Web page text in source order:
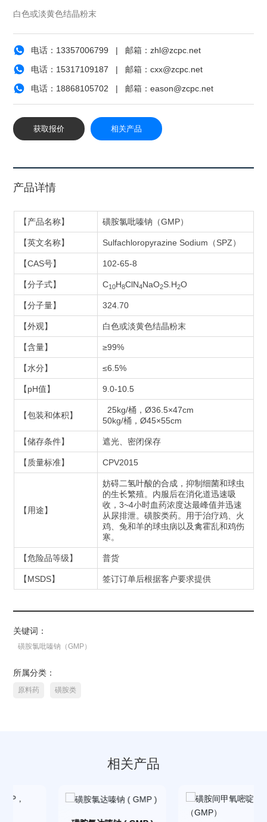
白色或淡黄色结晶粉末
电话： 13357006799 | 邮箱：zhl@zcpc.net
电话： 15317109187 | 邮箱：сxx@zcpc.net
电话： 18868105702 | 邮箱：eason@zcpc.net
获取报价 相关产品
产品详情
【产品名称】 磺胺氯吡嗪钠（GMP）
【英文名称】 Sulfachloropyrazine Sodium（SPZ）
【CAS号】 102-65-8
【分子式】 C10H8ClN4NaO2S.H2O
【分子量】 324.70
【外观】 白色或淡黄色结晶粉末
【含量】 ≥99%
【水分】 ≤6.5%
【pH值】 9.0-10.5
【包装和体积】
25kg/桶，Ø36.5×47cm
50kg/桶，Ø45×55cm
【储存条件】 遮光、密闭保存
【质量标准】 CPV2015
【用途】
妨碍二氢叶酸的合成，抑制细菌和球虫
的生长繁殖。内服后在消化道迅速吸
收，3~4小时血药浓度达最峰值并迅速
从尿排泄。磺胺类药。用于治疗鸡、火
鸡、兔和羊的球虫病以及禽霍乱和鸡伤
寒。
【危险品等级】 普货
【MSDS】 签订订单后根据客户要求提供
关键词：
磺胺氯吡嗪钠（GMP）
所属分类：
原料药 磺胺类
相关产品